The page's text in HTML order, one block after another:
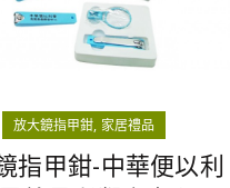
放大鏡指甲鉗 家居禮品
指甲鉗-中華便以利